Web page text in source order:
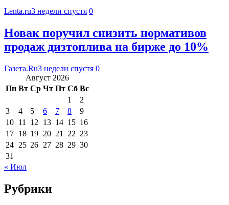
Lenta.ru3 недели спустя 0
Новак поручил снизить нормативов
продаж дизтоплива на бирже до 10%
Газета.Ru3 недели спустя 0
Август 2026
Пн Вт Ср Чт Пт Сб Вс
1
2
3
4 5 6 7 8
9
10 11 12 13 14 15 16
17 18 19 20 21 22 23
24 25 26 27 28 29 30
31
« Июл
Рубрики